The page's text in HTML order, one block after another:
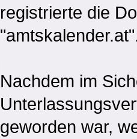
registrierte die
Nachdem im
geworden war,